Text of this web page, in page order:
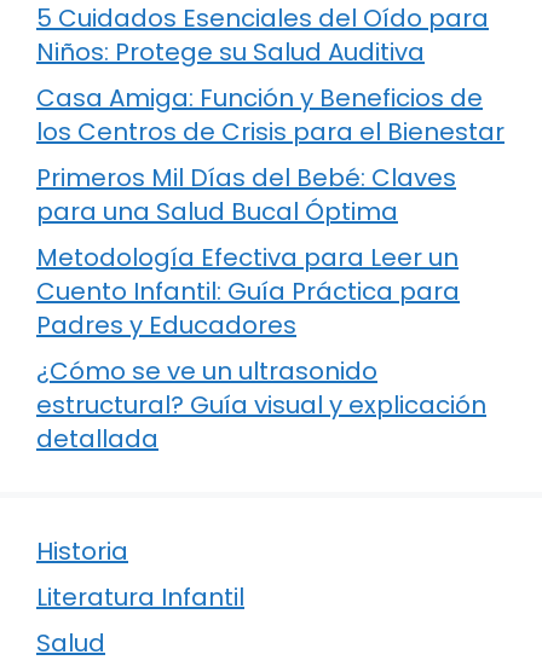
5 Cuidados Esenciales del Oído para
Niños: Protege su Salud Auditiva
Casa Amiga: Función y Beneficios de
los Centros de Crisis para el Bienestar
Primeros Mil Días del Bebé: Claves
para una Salud Bucal Óptima
Metodología Efectiva para Leer un
Cuento Infantil: Guía Práctica para
Padres y Educadores
¿Cómo se ve un ultrasonido
estructural? Guía visual y explicación
detallada
Historia
Literatura Infantil
Salud